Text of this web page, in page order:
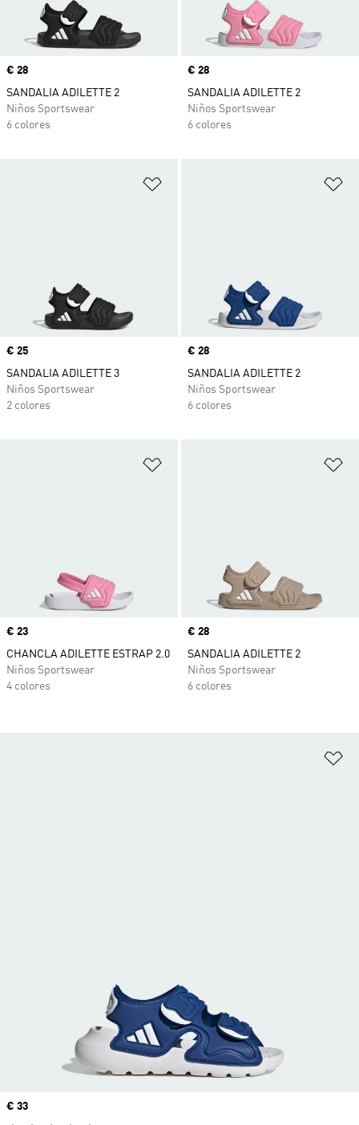
Precio
€ 28
SANDALIA ADILETTE 2
Niños Sportswear
6 colores
Precio
€ 28
SANDALIA ADILETTE 2
Niños Sportswear
6 colores
Precio
€ 25
SANDALIA ADILETTE 3
Niños Sportswear
2 colores
Precio
€ 28
SANDALIA ADILETTE 2
Niños Sportswear
6 colores
Precio
€ 23
CHANCLA ADILETTE ESTRAP 2.0
Niños Sportswear
4 colores
Precio
€ 28
SANDALIA ADILETTE 2
Niños Sportswear
6 colores
Precio
€ 33